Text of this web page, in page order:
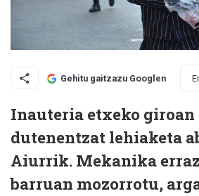
Gehitu gaitzazu Googlen
Inauteria etxeko giroan
dutenentzat lehiaketa
Aiurrik. Mekanika
barruan mozorrotu,